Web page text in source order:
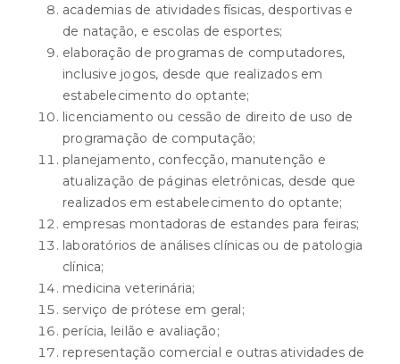
academias de atividades físicas, desportivas e
de natação, e escolas de esportes;
elaboração de programas de computadores,
inclusive jogos, desde que realizados em
estabelecimento do optante;
licenciamento ou cessão de direito de uso de
programação de computação;
planejamento, confecção, manutenção e
atualização de páginas eletrônicas, desde que
realizados em estabelecimento do optante;
empresas montadoras de estandes para feiras;
laboratórios de análises clínicas ou de patologia
clínica;
medicina veterinária;
serviço de prótese em geral;
perícia, leilão e avaliação;
representação comercial e outras atividades de